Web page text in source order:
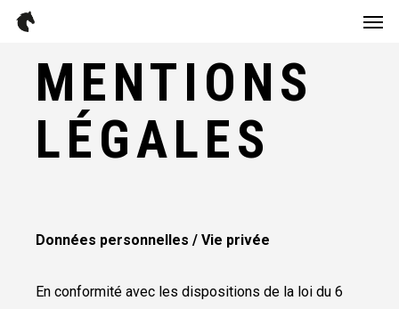
Skip
MENTIONS
LÉGALES
Données personnelles / Vie privée
En conformité avec les dispositions de la loi du 6
Menu